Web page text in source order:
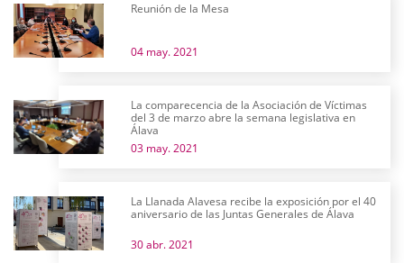
Reunión de la Mesa
04 may. 2021
La comparecencia de la Asociación de Víctimas
del 3 de marzo abre la semana legislativa en
Álava
03 may. 2021
La Llanada Alavesa recibe la exposición por el 40
aniversario de las Juntas Generales de Álava
30 abr. 2021